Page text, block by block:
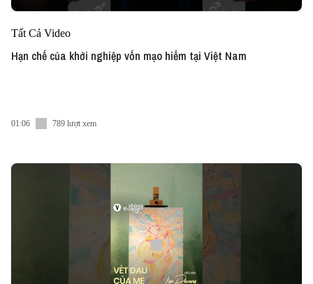
Tất Cả Video
Hạn chế của khởi nghiệp vốn mạo hiểm tại Việt Nam
01:06 789 lượt xem